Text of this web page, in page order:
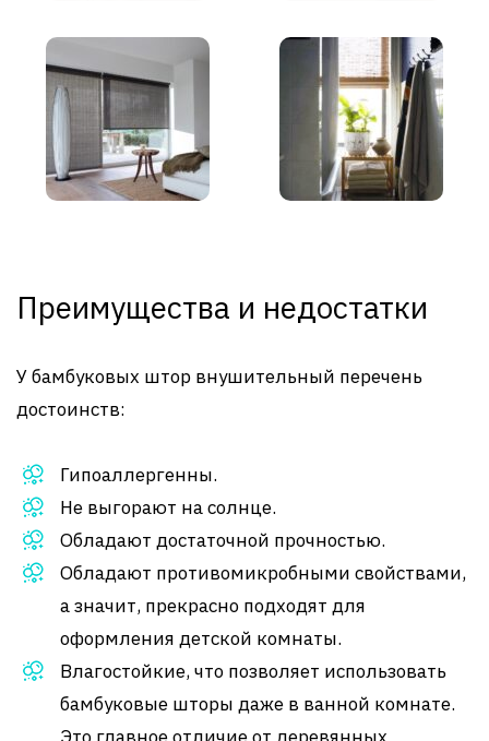
Преимущества и недостатки
У бамбуковых штор внушительный перечень
достоинств:
Гипоаллергенны.
Не выгорают на солнце.
Обладают достаточной прочностью.
Обладают противомикробными свойствами,
а значит, прекрасно подходят для
оформления детской комнаты.
Влагостойкие, что позволяет использовать
бамбуковые шторы даже в ванной комнате.